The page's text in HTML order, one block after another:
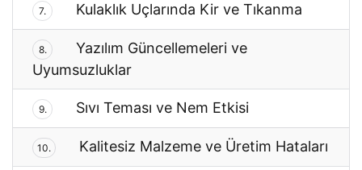
7. Kulaklık Uçlarında Kir ve Tıkanma
8.
Yazılım Güncellemeleri ve
Uyumsuzluklar
9. Sıvı Teması ve Nem Etkisi
10. Kalitesiz Malzeme ve Üretim Hataları